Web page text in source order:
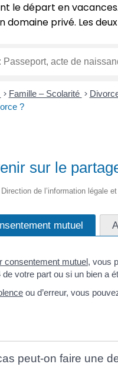
le départ en
domaine privé. Les
> Famille – Scolarité >
?
sur le
de l’information légale
mutuel
consentement mutuel, vous
de votre part ou si un bien a
ou d’erreur, vous
peut-on faire une